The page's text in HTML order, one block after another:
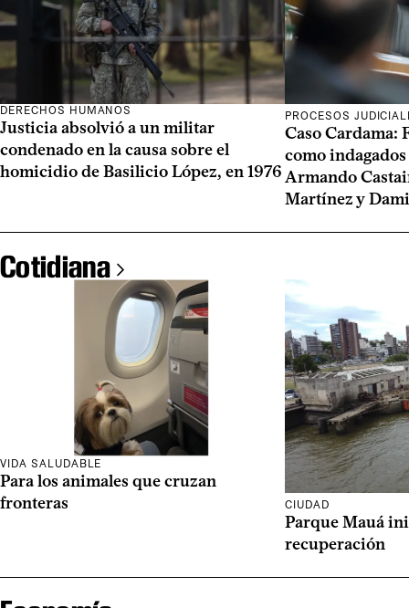
DERECHOS HUMANOS
Justicia absolvió a un militar
condenado en la causa sobre el
homicidio de Basilicio López, en 1976
PROCESOS
Caso Cardama:
como
Armando
Martínez y
Cotidiana
VIDA SALUDABLE
Para los animales que cruzan
fronteras
CIUDAD
Parque Mauá
recuperación